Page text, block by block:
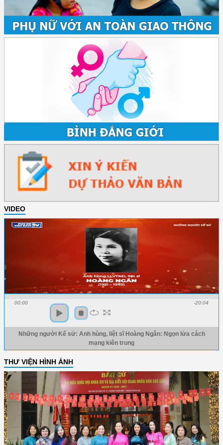
VIDEO
00:00 -20:04
Những người Kể sử: Anh hùng, liệt sĩ Hoàng Ngân: Ngọn lửa cách
mạng kiên trung
THƯ VIỆN HÌNH ẢNH